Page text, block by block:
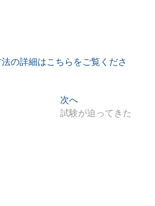
の詳細はこちらをご覧くださ
次へ
の
試験が迫ってきた